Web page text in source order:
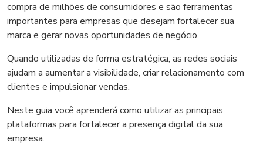
compra de milhões de consumidores e são ferramentas
importantes para empresas que desejam fortalecer sua
marca e gerar novas oportunidades de negócio.
Quando utilizadas de forma estratégica, as redes sociais
ajudam a aumentar a visibilidade, criar relacionamento com
clientes e impulsionar vendas.
Neste guia você aprenderá como utilizar as principais
plataformas para fortalecer a presença digital da sua
empresa.